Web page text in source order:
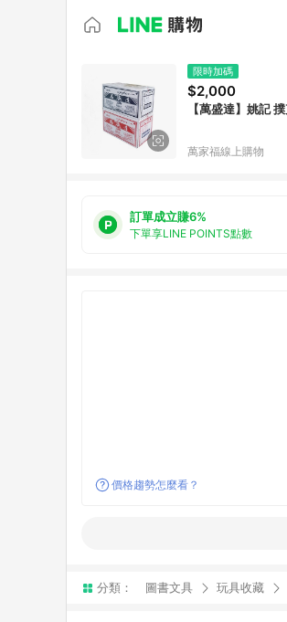
限時加碼
$2,000
萬家福線上購物
訂單成立賺6%
下單享LINE POINTS點數
價格趨勢怎麼看？
分類： 圖書文具 玩具收藏